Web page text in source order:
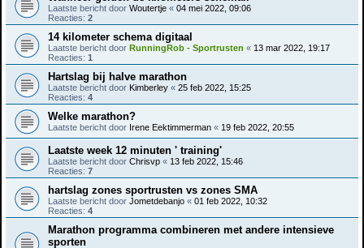
Laatste bericht door Woutertje « 04 mei 2022, 09:06
Reacties: 2
14 kilometer schema digitaal
Laatste bericht door RunningRob - Sportrusten « 13 mar 2022, 19:17
Reacties: 1
Hartslag bij halve marathon
Laatste bericht door Kimberley « 25 feb 2022, 15:25
Reacties: 4
Welke marathon?
Laatste bericht door Irene Eektimmerman « 19 feb 2022, 20:55
Laatste week 12 minuten ' training'
Laatste bericht door Chrisvp « 13 feb 2022, 15:46
Reacties: 7
hartslag zones sportrusten vs zones SMA
Laatste bericht door Jometdebanjo « 01 feb 2022, 10:32
Reacties: 4
Marathon programma combineren met andere intensieve
sporten